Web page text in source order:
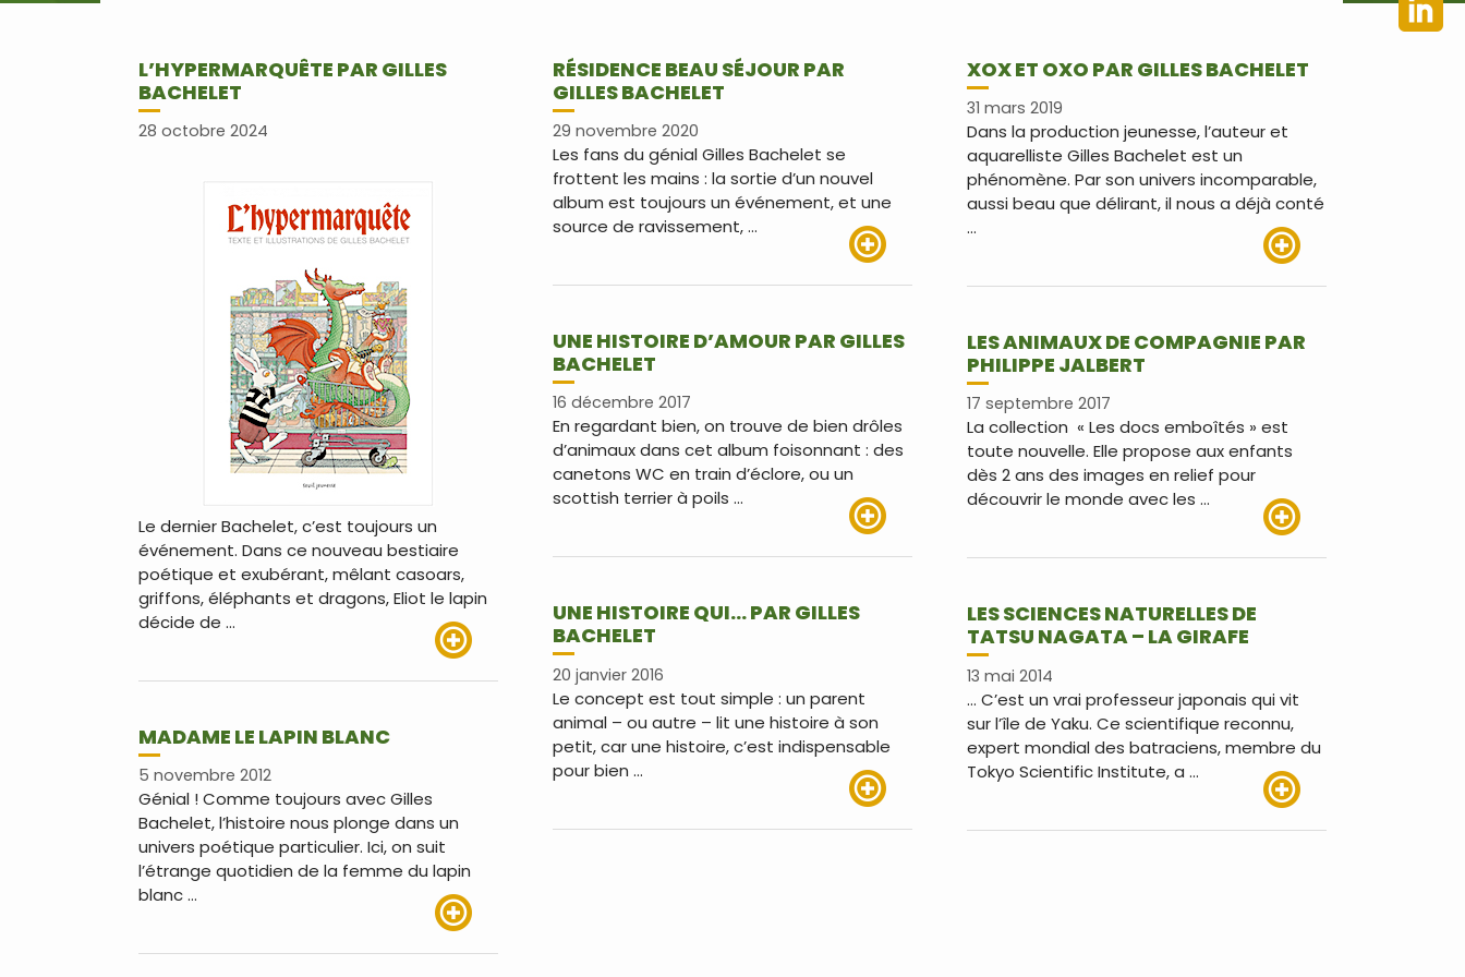
L’HYPERMARQUÊTE PAR GILLES
BACHELET
28 octobre 2024
Le dernier Bachelet, c’est toujours un
événement. Dans ce nouveau bestiaire
poétique et exubérant, mêlant casoars,
griffons, éléphants et dragons, Eliot le lapin
décide de …
RÉSIDENCE BEAU SÉJOUR PAR
GILLES BACHELET
29 novembre 2020
Les fans du génial Gilles Bachelet se
frottent les mains : la sortie d’un nouvel
album est toujours un événement, et une
source de ravissement, …
XOX ET OXO PAR GILLES BACHELET
31 mars 2019
Dans la production jeunesse, l’auteur et
aquarelliste Gilles Bachelet est un
phénomène. Par son univers incomparable,
aussi beau que délirant, il nous a déjà conté
…
UNE HISTOIRE D’AMOUR PAR GILLES
BACHELET
16 décembre 2017
En regardant bien, on trouve de bien drôles
d’animaux dans cet album foisonnant : des
canetons WC en train d’éclore, ou un
scottish terrier à poils …
LES ANIMAUX DE COMPAGNIE PAR
PHILIPPE JALBERT
17 septembre 2017
La collection « Les docs emboîtés » est
toute nouvelle. Elle propose aux enfants
dès 2 ans des images en relief pour
découvrir le monde avec les …
UNE HISTOIRE QUI… PAR GILLES
BACHELET
20 janvier 2016
Le concept est tout simple : un parent
animal – ou autre – lit une histoire à son
petit, car une histoire, c’est indispensable
pour bien …
LES SCIENCES NATURELLES DE
TATSU NAGATA – LA GIRAFE
13 mai 2014
… C’est un vrai professeur japonais qui vit
sur l’île de Yaku. Ce scientifique reconnu,
expert mondial des batraciens, membre du
Tokyo Scientific Institute, a …
MADAME LE LAPIN BLANC
5 novembre 2012
Génial ! Comme toujours avec Gilles
Bachelet, l’histoire nous plonge dans un
univers poétique particulier. Ici, on suit
l’étrange quotidien de la femme du lapin
blanc …